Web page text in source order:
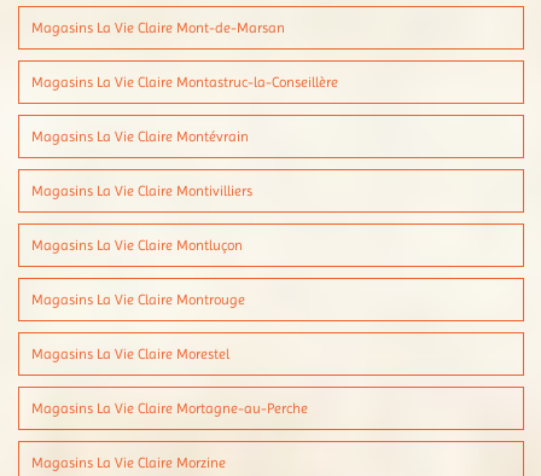
Magasins La Vie Claire Mont-de-Marsan
Magasins La Vie Claire Montastruc-la-Conseillère
Magasins La Vie Claire Montévrain
Magasins La Vie Claire Montivilliers
Magasins La Vie Claire Montluçon
Magasins La Vie Claire Montrouge
Magasins La Vie Claire Morestel
Magasins La Vie Claire Mortagne-au-Perche
Magasins La Vie Claire Morzine